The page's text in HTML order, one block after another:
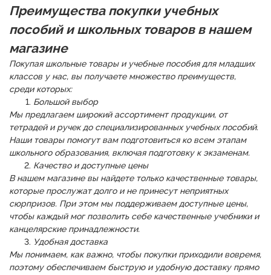
Преимущества покупки учебных
пособий и школьных товаров в нашем
магазине
Покупая школьные товары и учебные пособия для младших
классов у нас, вы получаете множество преимуществ,
среди которых:
Большой выбор
Мы предлагаем широкий ассортимент продукции, от
тетрадей и ручек до специализированных учебных пособий.
Наши товары помогут вам подготовиться ко всем этапам
школьного образования, включая подготовку к экзаменам.
Качество и доступные цены
В нашем магазине вы найдете только качественные товары,
которые прослужат долго и не принесут неприятных
сюрпризов. При этом мы поддерживаем доступные цены,
чтобы каждый мог позволить себе качественные учебники и
канцелярские принадлежности.
Удобная доставка
Мы понимаем, как важно, чтобы покупки приходили вовремя,
поэтому обеспечиваем быструю и удобную доставку прямо